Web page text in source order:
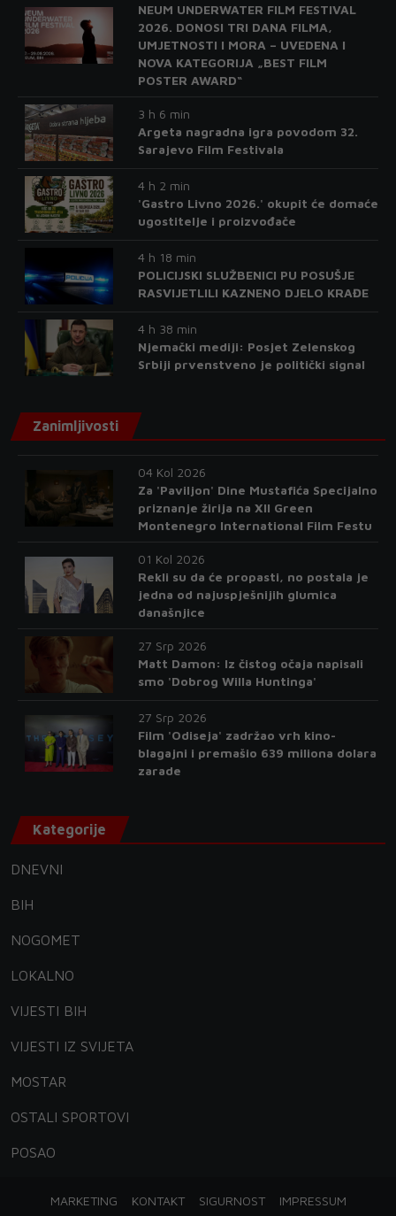
NEUM UNDERWATER FILM FESTIVAL
2026. DONOSI TRI DANA FILMA,
UMJETNOSTI I MORA – UVEDENA I
NOVA KATEGORIJA „BEST FILM
POSTER AWARD“
3 h 6 min
Argeta nagradna igra povodom 32.
Sarajevo Film Festivala
4 h 2 min
'Gastro Livno 2026.' okupit će domaće
ugostitelje i proizvođače
4 h 18 min
POLICIJSKI SLUŽBENICI PU POSUŠJE
RASVIJETLILI KAZNENO DJELO KRAĐE
4 h 38 min
Njemački mediji: Posjet Zelenskog
Srbiji prvenstveno je politički signal
Zanimljivosti
04 Kol 2026
Za 'Paviljon' Dine Mustafića Specijalno
priznanje žirija na XII Green
Montenegro International Film Festu
01 Kol 2026
Rekli su da će propasti, no postala je
jedna od najuspješnijih glumica
današnjice
27 Srp 2026
Matt Damon: Iz čistog očaja napisali
smo 'Dobrog Willa Huntinga'
27 Srp 2026
Film 'Odiseja' zadržao vrh kino-
blagajni i premašio 639 miliona dolara
zarade
Kategorije
DNEVNI
BIH
NOGOMET
LOKALNO
VIJESTI BIH
VIJESTI IZ SVIJETA
MOSTAR
OSTALI SPORTOVI
POSAO
MARKETING KONTAKT SIGURNOST
IMPRESSUM